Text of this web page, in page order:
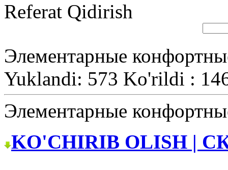
Referat Qidirish
Элементарные
Yuklandi: 573 Ko'rildi :
Элементарные
KO'CHIRIB OLISH |